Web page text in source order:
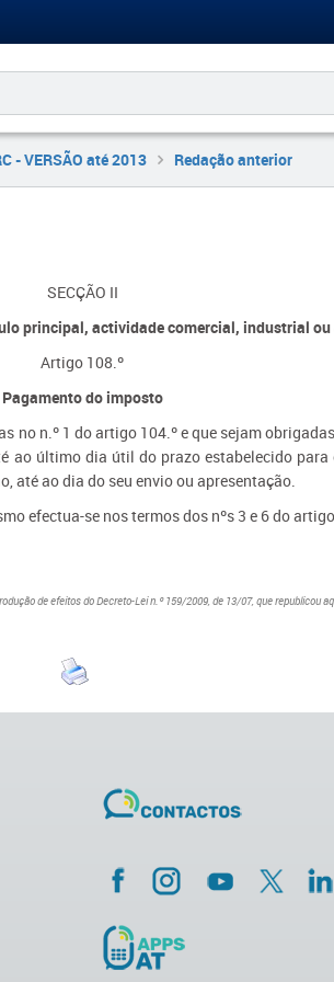
- VERSÃO até 2013 Redação anterior
SECÇÃO II
principal, actividade comercial, industrial
Artigo 108.º
Pagamento do imposto
no n.º 1 do artigo 104.º e que sejam
ao último dia útil do prazo estabelecido para
até ao dia do seu envio ou apresentação.
efectua-se nos termos dos nºs 3 e 6 do
de efeitos do Decreto-Lei n.º 159/2009, de 13/07, que republicou